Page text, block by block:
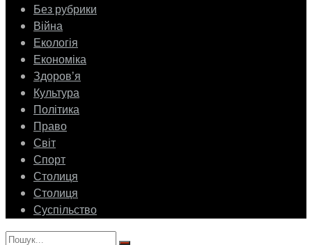
Без рубрики
Війна
Екологія
Економіка
Здоровʼя
Культура
Політика
Право
Світ
Спорт
Столиця
Столиця
Суспільство